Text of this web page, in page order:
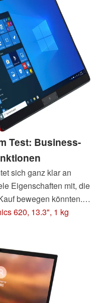
Test: Business-
sich ganz klar an
Eigenschaften mit, die
bewegen könnten.
Testbericht.
620, 13.3", 1 kg